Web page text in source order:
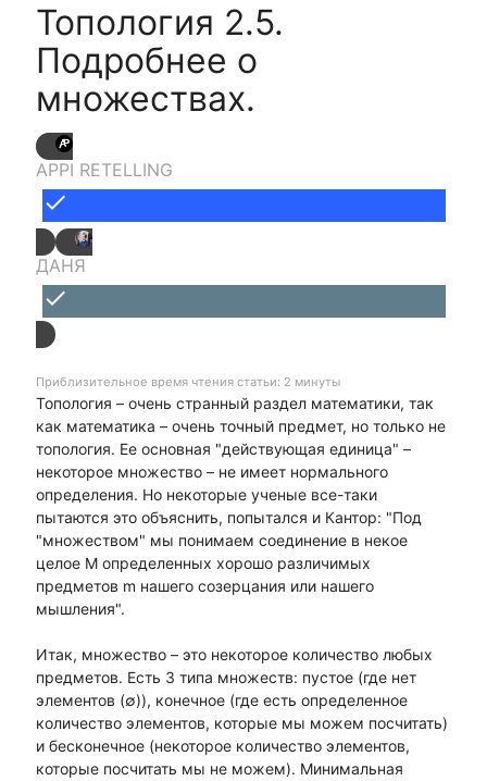
Топология 2.5.
Подробнее о
множествах.
APPI RETELLING
done
ДАНЯ
done
Приблизительное время чтения статьи: 2 минуты
Топология – очень странный раздел математики, так
как математика – очень точный предмет, но только не
топология. Ее основная "действующая единица" –
некоторое множество – не имеет нормального
определения. Но некоторые ученые все-таки
пытаются это объяснить, попытался и Кантор: "Под
"множеством" мы понимаем соединение в некое
целое М определенных хорошо различимых
предметов m нашего созерцания или нашего
мышления".
Итак, множество – это некоторое количество любых
предметов. Есть 3 типа множеств: пустое (где нет
элементов (∅)), конечное (где есть определенное
количество элементов, которые мы можем посчитать)
и бесконечное (некоторое количество элементов,
которые посчитать мы не можем). Минимальная